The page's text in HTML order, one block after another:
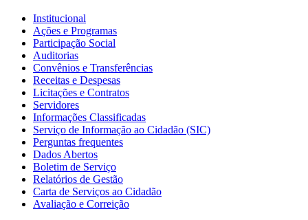
Institucional
Ações e Programas
Participação Social
Auditorias
Convênios e Transferências
Receitas e Despesas
Licitações e Contratos
Servidores
Informações Classificadas
Serviço de Informação ao Cidadão (SIC)
Perguntas frequentes
Dados Abertos
Boletim de Serviço
Relatórios de Gestão
Carta de Serviços ao Cidadão
Avaliação e Correição